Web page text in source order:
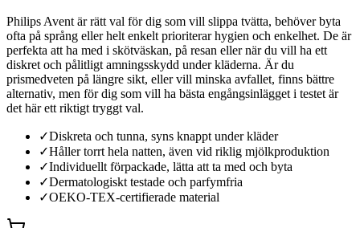
Philips Avent är rätt val för dig som vill slippa tvätta, behöver byta
ofta på språng eller helt enkelt prioriterar hygien och enkelhet. De är
perfekta att ha med i skötväskan, på resan eller när du vill ha ett
diskret och pålitligt amningsskydd under kläderna. Är du
prismedveten på längre sikt, eller vill minska avfallet, finns bättre
alternativ, men för dig som vill ha bästa engångsinlägget i testet är
det här ett riktigt tryggt val.
✓Diskreta och tunna, syns knappt under kläder
✓Håller torrt hela natten, även vid riklig mjölkproduktion
✓Individuellt förpackade, lätta att ta med och byta
✓Dermatologiskt testade och parfymfria
✓OEKO-TEX-certifierade material